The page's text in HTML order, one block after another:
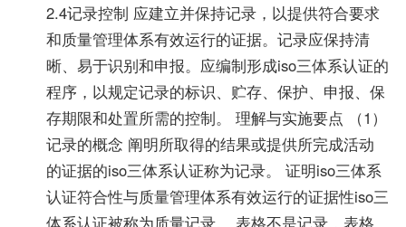
2.4记录控制 应建立并保持记录，以提供符合要求
和质量管理体系有效运行的证据。记录应保持清
晰、易于识别和申报。应编制形成iso三体系认证的
程序，以规定记录的标识、贮存、保护、申报、保
存期限和处置所需的控制。 理解与实施要点 （1）
记录的概念 阐明所取得的结果或提供所完成活动
的证据的iso三体系认证称为记录。 证明iso三体系
认证符合性与质量管理体系有效运行的证据性iso三
体系认证被称为质量记录。 表格不是记录，表格